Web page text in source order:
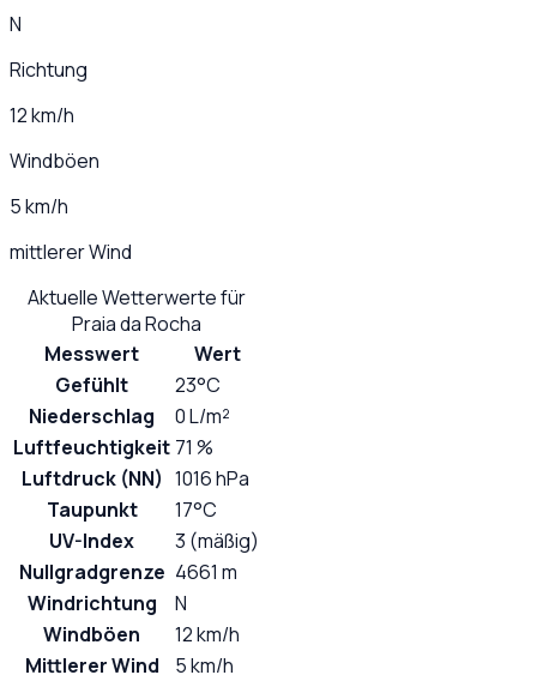
N
Richtung
12 km/h
Windböen
5 km/h
mittlerer Wind
Aktuelle Wetterwerte für
Praia da Rocha
Messwert
Wert
Gefühlt
23°C
Niederschlag
0 L/m²
Luftfeuchtigkeit 71 %
Luftdruck (NN) 1016 hPa
Taupunkt
17°C
UV-Index
3 (mäßig)
Nullgradgrenze 4661 m
Windrichtung
N
Windböen
12 km/h
Mittlerer Wind
5 km/h